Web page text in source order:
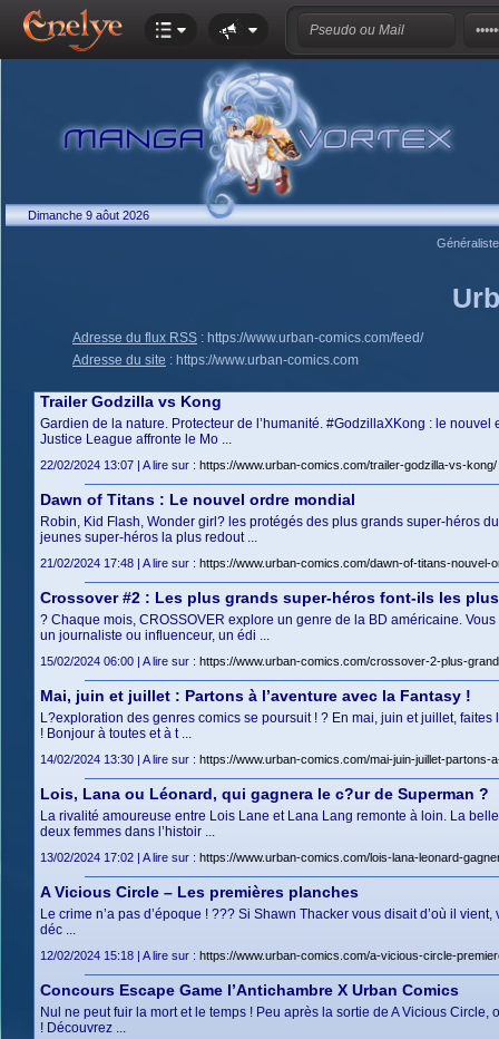
Dimanche 9 aôut 2026
Adresse du flux RSS : https://www.urban-comics.com/feed/
Adresse du site : https://www.urban-comics.com
Trailer Godzilla vs Kong
Gardien de la nature. Protecteur de l’humanité. #GodzillaXKong : le
Justice League affronte le Mo ...
22/02/2024 13:07 | A lire sur : https://www.urban-comics.com/trailer-godzilla-vs-kong/
Dawn of Titans : Le nouvel ordre mondial
Robin, Kid Flash, Wonder girl? les protégés des plus grands super-héros
jeunes super-héros la plus redout ...
21/02/2024 17:48 | A lire sur : https://www.urban-comics.com/dawn-of-titans-nouvel-
Crossover #2 : Les plus grands super-héros font-ils les
? Chaque mois, CROSSOVER explore un genre de la BD américaine.
un journaliste ou influenceur, un édi ...
15/02/2024 06:00 | A lire sur : https://www.urban-comics.com/crossover-2-plus-
Mai, juin et juillet : Partons à l’aventure avec la Fantasy !
L?exploration des genres comics se poursuit ! ? En mai, juin et juillet,
! Bonjour à toutes et à t ...
14/02/2024 13:30 | A lire sur : https://www.urban-comics.com/mai-juin-juillet-partons-
Lois, Lana ou Léonard, qui gagnera le c?ur de Superman ?
La rivalité amoureuse entre Lois Lane et Lana Lang remonte à loin. La
deux femmes dans l’histoir ...
13/02/2024 17:02 | A lire sur : https://www.urban-comics.com/lois-lana-leonard-
A Vicious Circle – Les premières planches
Le crime n’a pas d’époque ! ??? Si Shawn Thacker vous disait d’où il
déc ...
12/02/2024 15:18 | A lire sur : https://www.urban-comics.com/a-vicious-circle-
Concours Escape Game l’Antichambre X Urban Comics
Nul ne peut fuir la mort et le temps ! Peu après la sortie de A Vicious
! Découvrez ...